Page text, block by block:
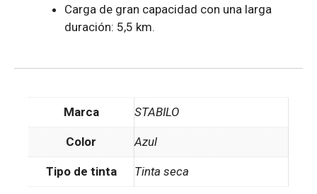
Carga de gran capacidad con una larga
duración: 5,5 km.
Marca STABILO
Color Azul
Tipo de tinta Tinta seca